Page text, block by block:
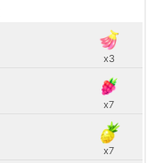
x3
x7
x7